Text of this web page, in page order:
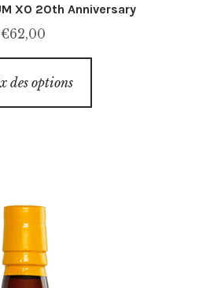
XO 20th Anniversary
€62,00
des options
a